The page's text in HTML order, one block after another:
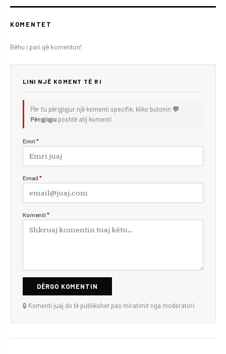
KOMENTET
Bëhu i pari që komenton!
LINI NJË KOMENT TË RI
Për t'u përgjigjur një komenti specifik, kliko butonin 💬
Përgjigju poshtë atij komenti.
Emri *
Email *
Komenti *
DËRGO KOMENTIN
🔒 Komenti juaj do të publikohet pas miratimit nga moderatori.